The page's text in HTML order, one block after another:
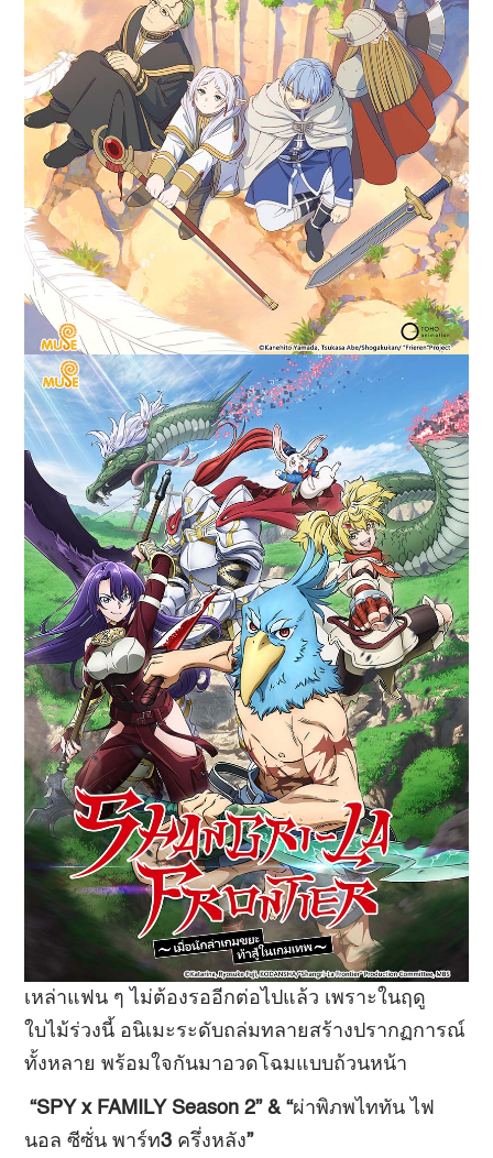
เหล่าแฟน ๆ ไม่ต้องรออีกต่อไปแล้ว เพราะในฤดู
ใบไม้ร่วงนี้ อนิเมะระดับถล่มทลายสร้างปรากฏการณ์
ทั้งหลาย พร้อมใจกันมาอวดโฉมแบบถ้วนหน้า
“SPY x FAMILY Season 2” & “ผ่าพิภพไททัน ไฟ
นอล ซีซั่น พาร์ท3 ครึ่งหลัง”